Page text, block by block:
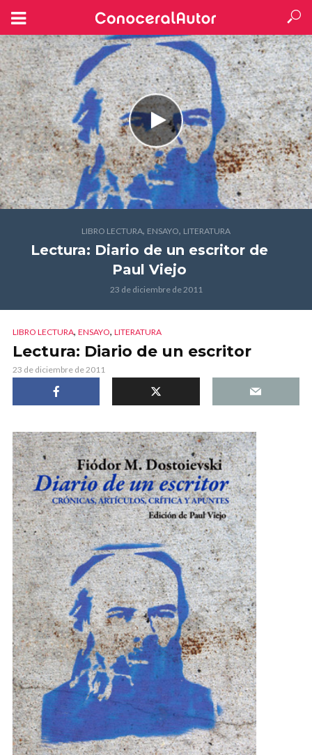
LIBRO LECTURA, ENSAYO, LITERATURA
Lectura: Diario de un escritorde
Paul Viejo
23 de diciembre de 2011
LIBRO LECTURA, ENSAYO, LITERATURA
Lectura: Diario de un escritor
23 de diciembre de 2011